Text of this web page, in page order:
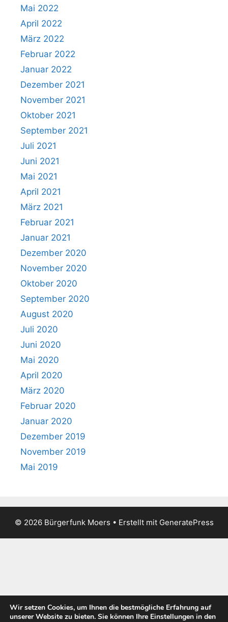
Mai 2022
April 2022
März 2022
Februar 2022
Januar 2022
Dezember 2021
November 2021
Oktober 2021
September 2021
Juli 2021
Juni 2021
Mai 2021
April 2021
März 2021
Februar 2021
Januar 2021
Dezember 2020
November 2020
Oktober 2020
September 2020
August 2020
Juli 2020
Juni 2020
Mai 2020
April 2020
März 2020
Februar 2020
Januar 2020
Dezember 2019
November 2019
Mai 2019
© 2026 Bürgerfunk Moers • Erstellt mit GeneratePress
Wir setzen Cookies, um Ihnen die bestmögliche Erfahrung auf
unserer Website zu bieten. Sie können Ihre Einstellungen in den